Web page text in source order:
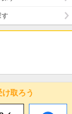
取ろう